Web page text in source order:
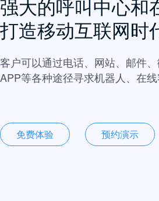
强大的呼叫中心和
打造移动互联网时
客户可以通过电话、网站、邮件
APP等各种途径寻求机器人、在
免费体验 预约演示